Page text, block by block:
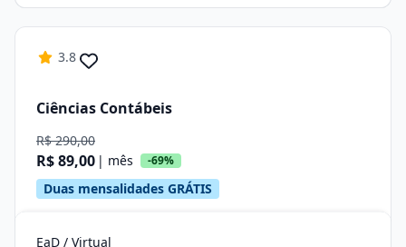
3.8
Ciências Contábeis
R$ 290,00
R$ 89,00 | mês -69%
Duas mensalidades GRÁTIS
EaD / Virtual